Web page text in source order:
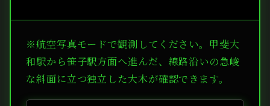
※航空写真モードで観測してください。甲斐大
和駅から笹子駅方面へ進んだ、線路沿いの急峻
な斜面に立つ独立した大木が確認できます。